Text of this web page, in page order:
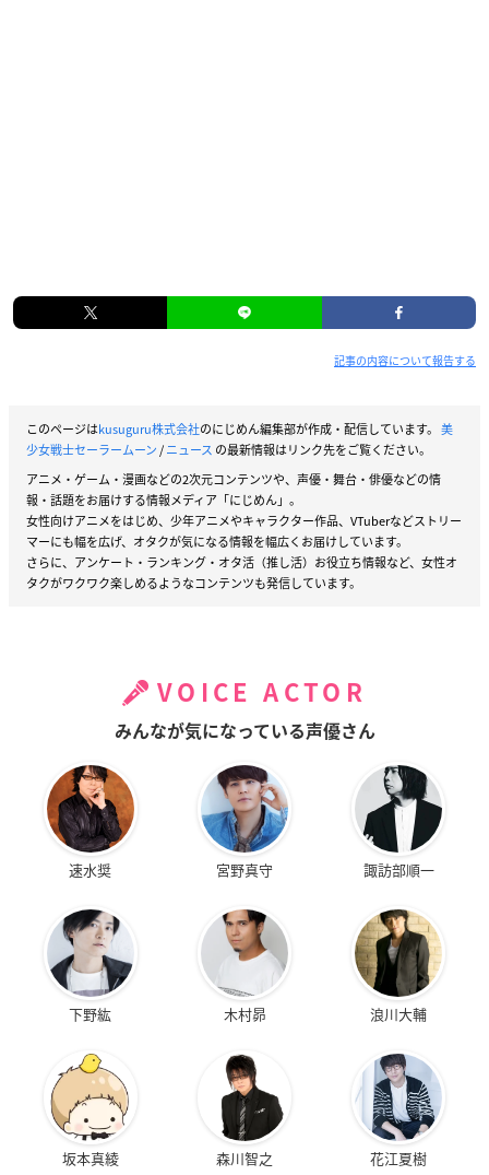
記事の内容について報告する
このページはkusuguru株式会社のにじめん編集部が作成・配信しています。 美
少女戦士セーラームーン/ニュース の最新情報はリンク先をご覧ください。
アニメ・ゲーム・漫画などの2次元コンテンツや、声優・舞台・俳優などの情
報・話題をお届けする情報メディア「にじめん」。
女性向けアニメをはじめ、少年アニメやキャラクター作品、VTuberなどストリー
マーにも幅を広げ、オタクが気になる情報を幅広くお届けしています。
さらに、アンケート・ランキング・オタ活（推し活）お役立ち情報など、女性オ
タクがワクワク楽しめるようなコンテンツも発信しています。
VOICE ACTOR
みんなが気になっている声優さん
速水奨 宮野真守 諏訪部順一
下野紘 木村昴 浪川大輔
坂本真綾 森川智之 花江夏樹